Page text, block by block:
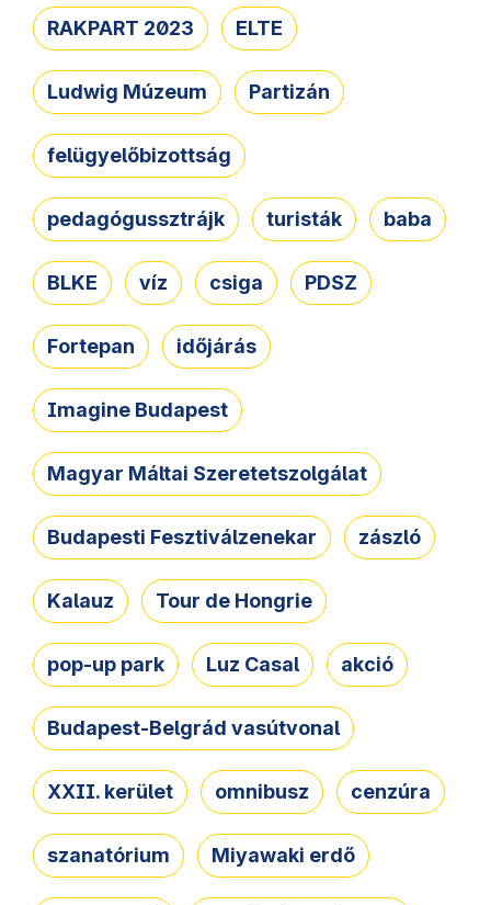
RAKPART 2023 ELTE
Ludwig Múzeum Partizán
felügyelőbizottság
pedagógussztrájk turisták baba
BLKE víz csiga PDSZ
Fortepan időjárás
Imagine Budapest
Magyar Máltai Szeretetszolgálat
Budapesti Fesztiválzenekar zászló
Kalauz Tour de Hongrie
pop-up park Luz Casal akció
Budapest-Belgrád vasútvonal
XXII. kerület omnibusz cenzúra
szanatórium Miyawaki erdő